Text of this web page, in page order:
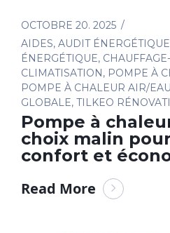
OCTOBRE 20. 2025
AIDES, AUDIT ÉNERGÉTIQUE
ÉNERGÉTIQUE,
CLIMATISATION , POMPE À
POMPE À CHALEUR AIR/EAU
GLOBALE, TILKEO
Pompe à
choix malin
confort et
Read More